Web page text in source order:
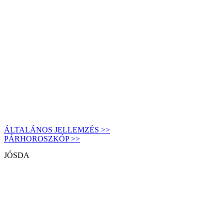
ÁLTALÁNOS JELLEMZÉS >>
PÁRHOROSZKÓP >>
JÓSDA